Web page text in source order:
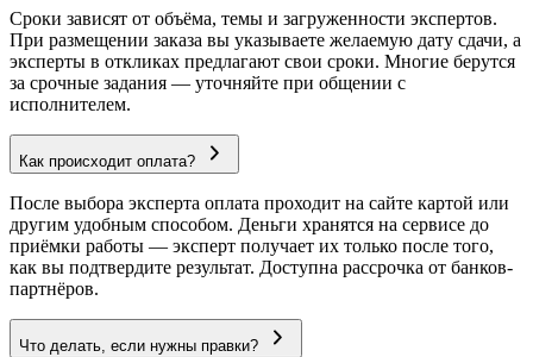
Сроки зависят от объёма, темы и загруженности экспертов.
При размещении заказа вы указываете желаемую дату сдачи, а
эксперты в откликах предлагают свои сроки. Многие берутся
за срочные задания — уточняйте при общении с
исполнителем.
Как происходит оплата?
После выбора эксперта оплата проходит на сайте картой или
другим удобным способом. Деньги хранятся на сервисе до
приёмки работы — эксперт получает их только после того,
как вы подтвердите результат. Доступна рассрочка от банков-
партнёров.
Что делать, если нужны правки?